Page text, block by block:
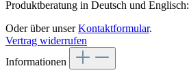
Produktberatung in Deutsch und Englisch:
Oder über unserKontaktformular.
Vertrag widerrufen
Informationen